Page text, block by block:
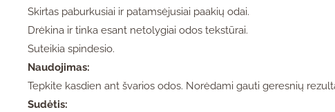
Skirtas paburkusiai ir patamsėjusiai paakių odai.
Drėkina ir tinka esant netolygiai odos tekstūrai.
Suteikia spindesio.
Naudojimas:
Tepkite kasdien ant švarios odos. Norėdami gauti geresnių
Sudėtis: